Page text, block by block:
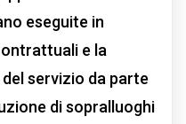
eseguite in
e la
servizio da parte
di sopralluoghi